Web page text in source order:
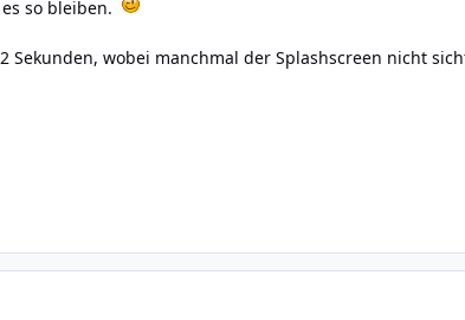
so bleiben.
Sekunden, wobei manchmal der Splashscreen nicht